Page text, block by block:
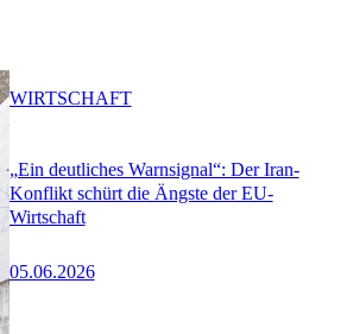
„Ein deutliches Warnsignal“: Der Iran-
Konflikt schürt die Ängste der EU-
Wirtschaft
05.06.2026
WIRTSCHAFT